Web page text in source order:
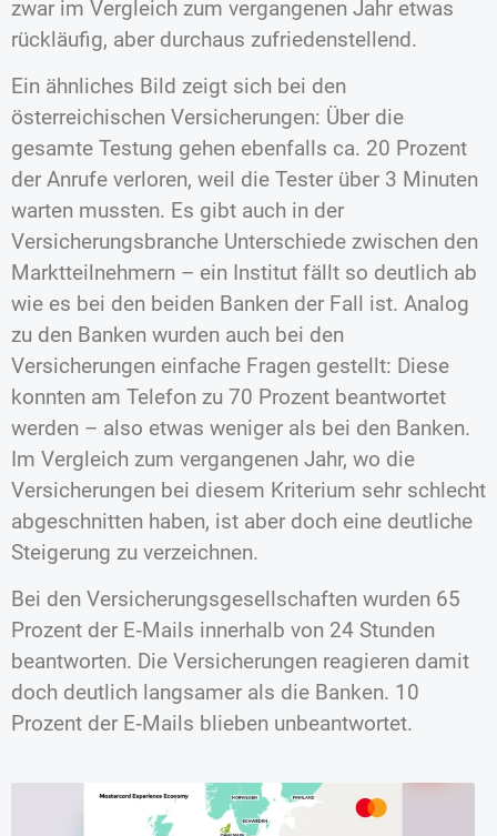
zwar im Vergleich zum vergangenen Jahr etwas
rückläufig, aber durchaus zufriedenstellend.
Ein ähnliches Bild zeigt sich bei den
österreichischen Versicherungen: Über die
gesamte Testung gehen ebenfalls ca. 20 Prozent
der Anrufe verloren, weil die Tester über 3 Minuten
warten mussten. Es gibt auch in der
Versicherungsbranche Unterschiede zwischen den
Marktteilnehmern – ein Institut fällt so deutlich ab
wie es bei den beiden Banken der Fall ist. Analog
zu den Banken wurden auch bei den
Versicherungen einfache Fragen gestellt: Diese
konnten am Telefon zu 70 Prozent beantwortet
werden – also etwas weniger als bei den Banken.
Im Vergleich zum vergangenen Jahr, wo die
Versicherungen bei diesem Kriterium sehr schlecht
abgeschnitten haben, ist aber doch eine deutliche
Steigerung zu verzeichnen.
Bei den Versicherungsgesellschaften wurden 65
Prozent der E‑Mails innerhalb von 24 Stunden
beantworten. Die Versicherungen reagieren damit
doch deutlich langsamer als die Banken. 10
Prozent der E‑Mails blieben unbeantwortet.